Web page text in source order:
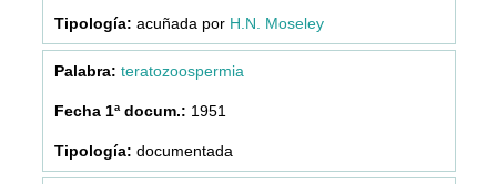
acuñada por H.N. Moseley
teratozoospermia
1951
documentada